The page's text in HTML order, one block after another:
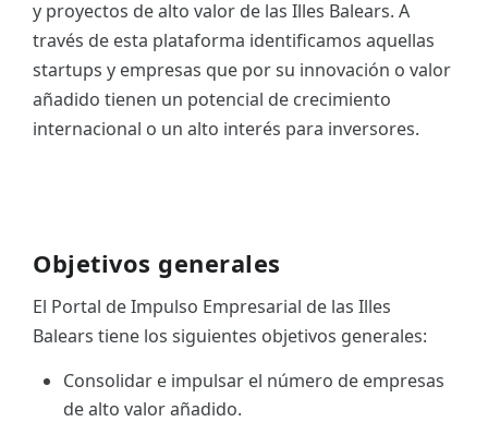
CAT
y proyectos de alto valor de las Illes Balears. A
través de esta plataforma identificamos aquellas
startups y empresas que por su innovación o valor
añadido tienen un potencial de crecimiento
internacional o un alto interés para inversores.
Objetivos generales
El Portal de Impulso Empresarial de las Illes
Balears tiene los siguientes objetivos generales:
Consolidar e impulsar el número de empresas
de alto valor añadido.